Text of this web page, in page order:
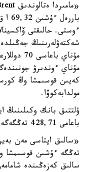
ءوستى. حالىقتى
شەكتەۋلەرىنىڭ
مۇناي
مۇناي ءوندىرۋ
كەيىن قوسىمشا وڭ
مولدابەكوۆا.
ۇلتتىق بانك وكىلىنىڭ
باعامى 428,71 تەڭگەگە دەيىن نەمەسە %0,1 عا نىعايعان.
«سالىق اپتاسى مەن
تەڭگە ءۇشىن قوسىمشا